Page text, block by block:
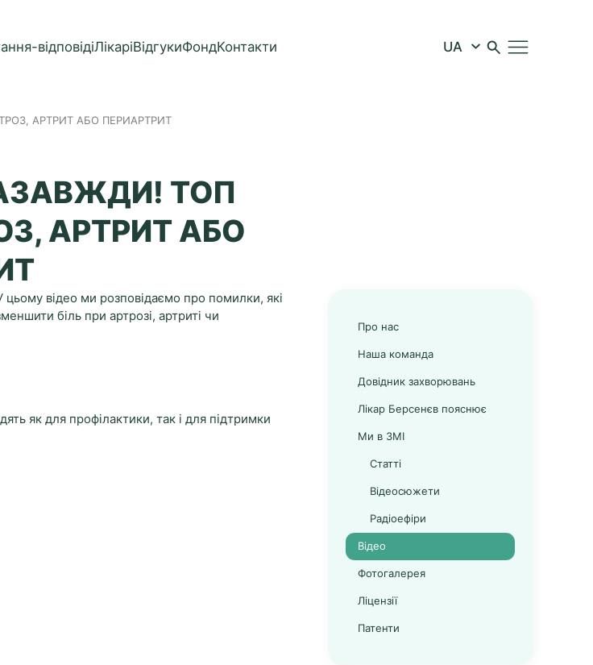
відповідіЛікаріВідгукиФондКонтакти
АРТРИТ АБО ПЕРИАРТРИТ
ТОП
АРТРИТ АБО
відео ми розповідаємо про помилки, які
біль при артрозі, артриті чи
як для профілактики, так і для підтримки
Про нас
Наша команда
Довідник захворювань
Лікар Берсенєв пояснює
Ми в ЗМІ
Статті
Відеосюжети
Радіоефіри
Відео
Фотогалерея
Ліцензії
Патенти